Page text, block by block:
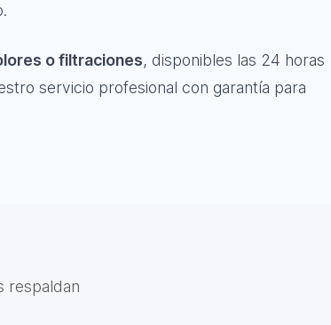
o filtraciones, disponibles las 24 horas
servicio profesional con garantía para
respaldan